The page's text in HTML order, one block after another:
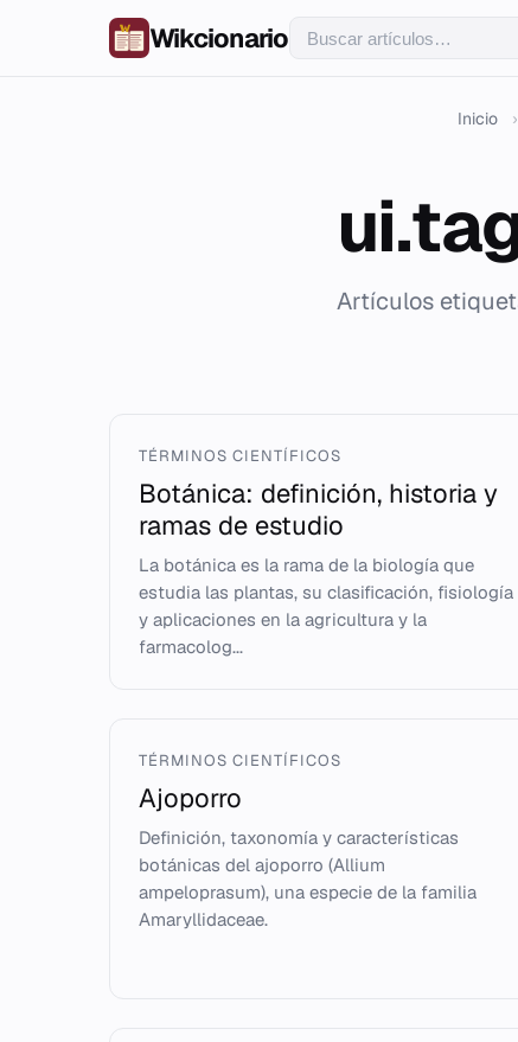
Wikcionario
Inicio ›
Artículos
TÉRMINOS CIENTÍFICOS
Botánica: definición, historia y
ramas de estudio
La botánica es la rama de la biología que
estudia las plantas, su clasificación, fisiología
y aplicaciones en la agricultura y la
farmacolog...
TÉRMINOS CIENTÍFICOS
Ajoporro
Definición, taxonomía y características
botánicas del ajoporro (Allium
ampeloprasum), una especie de la familia
Amaryllidaceae.